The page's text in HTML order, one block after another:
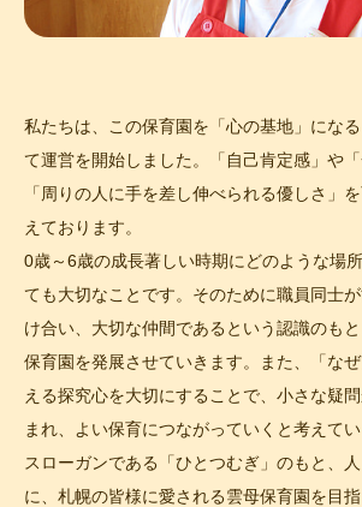
私たちは、この保育園を「心の基地」にな
て運営を開始しました。「自己肯定感」や「
「周りの人に手を差し伸べられる優しさ」
えております。
0歳～6歳の成長著しい時期にどのような場
ても大切なことです。そのために職員同士
け合い、大切な仲間であるという認識のも
保育園を発展させていきます。また、「な
える探究心を大切にすることで、小さな疑
まれ、よい保育につながっていくと考えてい
スローガンである「ひとつむぎ」のもと、
に、札幌の皆様に愛される雲母保育園を目指